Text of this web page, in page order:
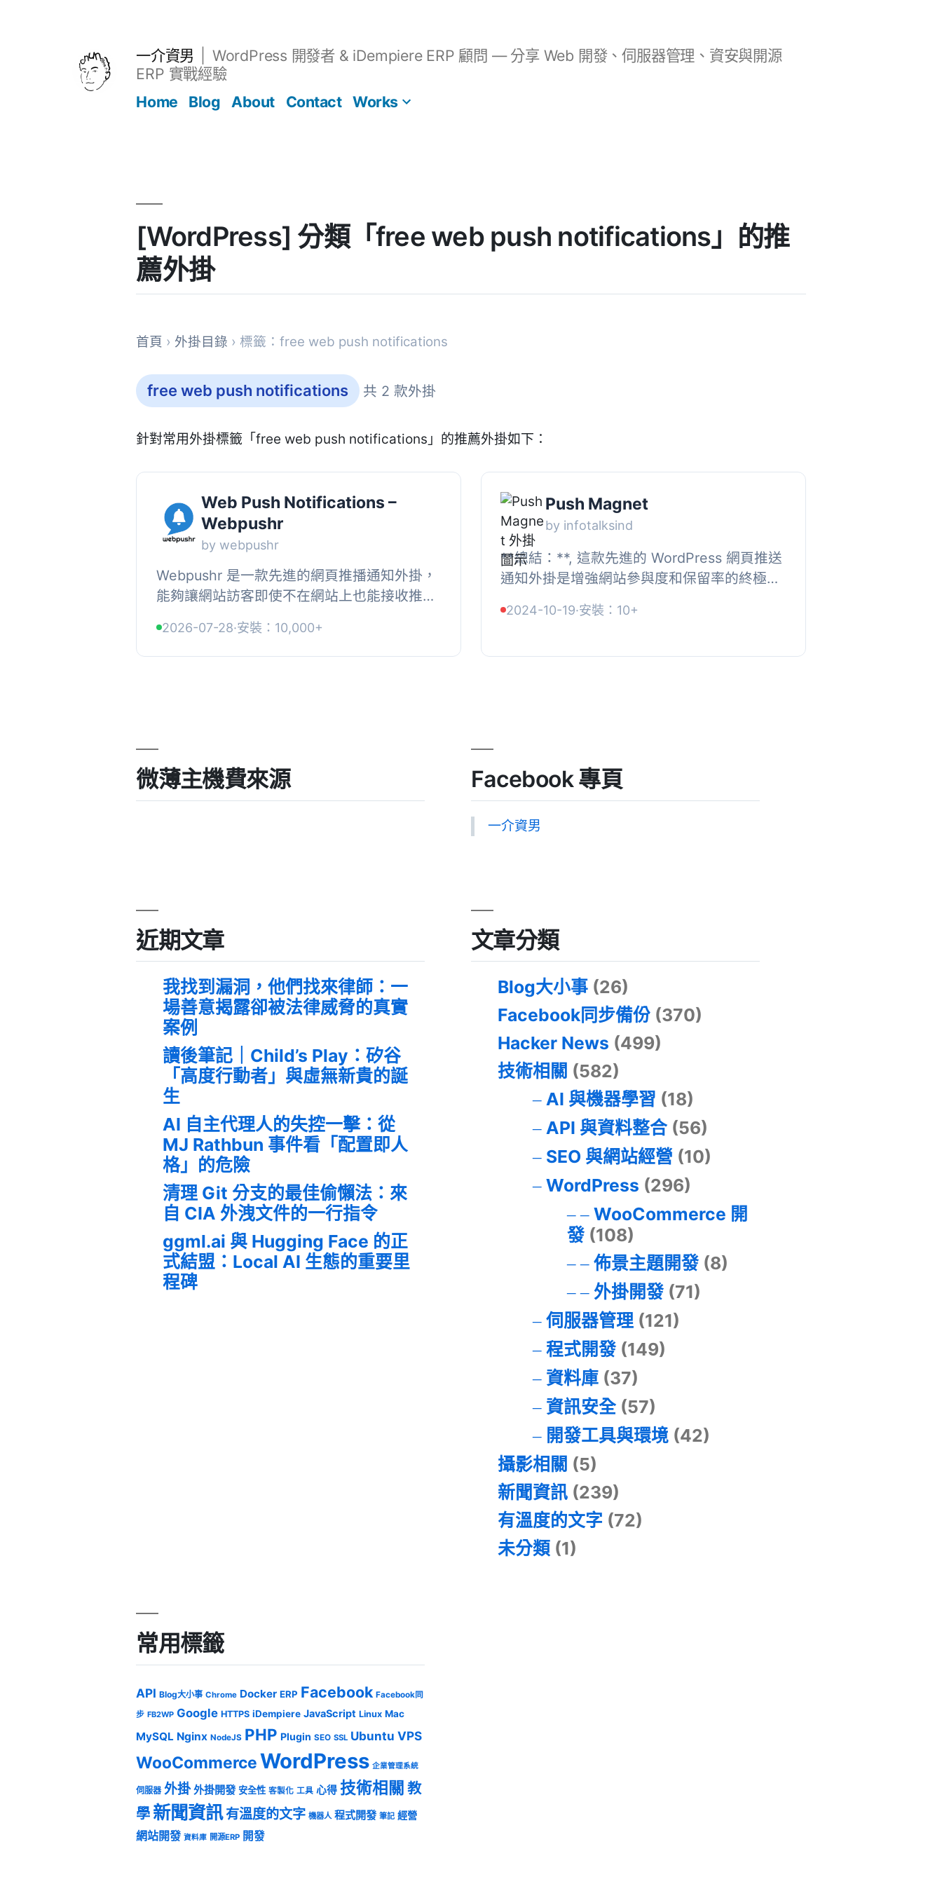
一介資男
WordPress 開發者 & iDempiere ERP 顧問 — 分享 Web 開發、伺服器管理、資安與開源
ERP 實戰經驗
Home
Blog About Contact Works
[WordPress] 分類「free web push notifications」的推
薦外掛
首頁 › 外掛目錄 › 標籤：free web push notifications
free web push notifications 共 2 款外掛
針對常用外掛標籤「free web push notifications」的推薦外掛如下：
Web Push Notifications –
Webpushr
by webpushr
Webpushr 是一款先進的網頁推播通知外掛，
能夠讓網站訪客即使不在網站上也能接收推播
站，適合各種瀏覽器，並提供 WooC...
2026-07-28·安裝：10,000+
Push Magnet
by infotalksind
**總結：**, 這款先進的 WordPress 網頁推送
通知外掛是增強網站參與度和保留率的終極工
發送到用戶的設備上，即使他...
2024-10-19·安裝：10+
微薄主機費來源 Facebook 專頁
一介資男
近期文章
我找到漏洞，他們找來律師：一
場善意揭露卻被法律威脅的真實
案例
讀後筆記｜Child’s Play：矽谷
「高度行動者」與虛無新貴的誕
生
AI 自主代理人的失控一擊：從
MJ Rathbun 事件看「配置即人
格」的危險
清理 Git 分支的最佳偷懶法：來
自 CIA 外洩文件的一行指令
ggml.ai 與 Hugging Face 的正
式結盟：Local AI 生態的重要里
程碑
文章分類
Blog大小事 (26)
Facebook同步備份 (370)
Hacker News (499)
技術相關 (582)
AI 與機器學習 (18)
API 與資料整合(56)
SEO 與網站經營 (10)
WordPress (296)
WooCommerce 開
發(108)
佈景主題開發(8)
外掛開發(71)
伺服器管理(121)
程式開發(149)
資料庫(37)
資訊安全(57)
開發工具與環境(42)
攝影相關 (5)
新聞資訊 (239)
有溫度的文字 (72)
未分類 (1)
常用標籤
API Blog大小事 Chrome Docker ERP Facebook Facebook同
步 FB2WP Google HTTPS iDempiere JavaScript Linux Mac
MySQL Nginx NodeJS PHP Plugin SEO SSL Ubuntu VPS
WooCommerceWordPress 企業管理系統
伺服器 外掛 外掛開發 安全性 客製化 工具 心得 技術相關 教
學 新聞資訊有溫度的文字 機器人 程式開發 筆記 經營
網站開發 資料庫 開源ERP 開發